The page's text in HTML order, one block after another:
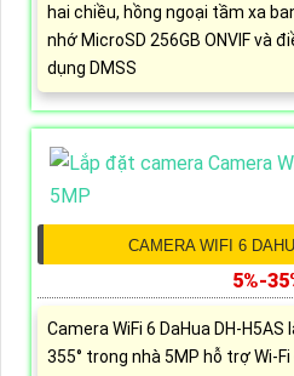
hai chiều, hồng ngoại tầm xa
nhớ MicroSD 256GB ONVIF và
dụng DMSS
CAMERA WIFI 6
5%-
Camera WiFi 6 DaHua DH-
355° trong nhà 5MP hỗ trợ Wi-